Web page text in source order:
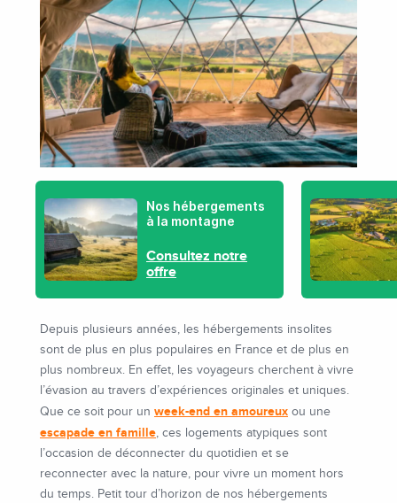
Nos hébergements
à la montagne
Consultez notre
offre
Depuis plusieurs années, les hébergements insolites
sont de plus en plus populaires en France et de plus en
plus nombreux. En effet, les voyageurs cherchent à vivre
l’évasion au travers d’expériences originales et uniques.
Que ce soit pour un week-end en amoureux ou une
escapade en famille, ces logements atypiques sont
l’occasion de déconnecter du quotidien et se
reconnecter avec la nature, pour vivre un moment hors
du temps. Petit tour d’horizon de nos hébergements